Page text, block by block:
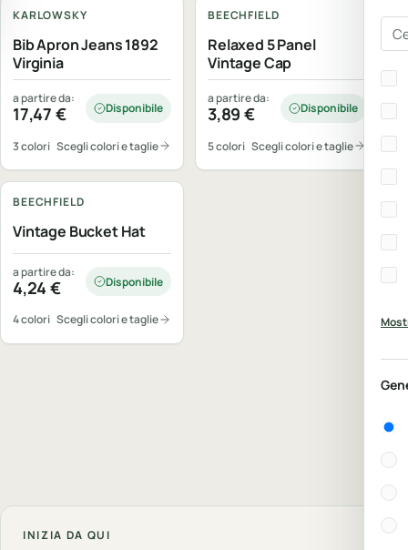
KARLOWSKY
Bib Apron Jeans 1892
Virginia
a partire da:
17,47 € Disponibile
3 colori Scegli colori e taglie
BEECHFIELD
Relaxed 5 Panel
Vintage Cap
a partire da:
3,89€ Disponibile
5 colori Scegli colori e taglie
BEECHFIELD
Vintage Bucket Hat
a partire da:
4,24€ Disponibile
4 colori Scegli colori e taglie
INIZIA DA QUI